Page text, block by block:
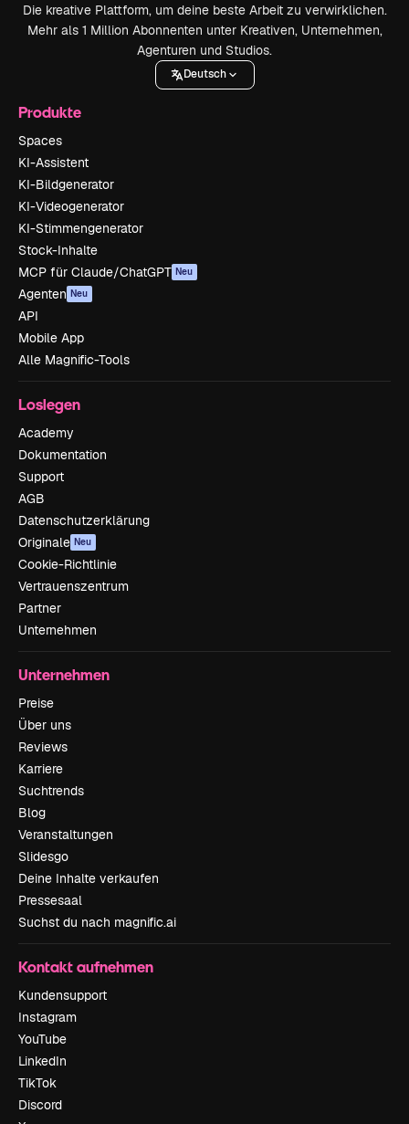
Die kreative Plattform, um deine beste Arbeit zu verwirklichen.
Mehr als 1 Million Abonnenten unter Kreativen, Unternehmen,
Agenturen und Studios.
Deutsch
Produkte
Spaces
KI-Assistent
KI-Bildgenerator
KI-Videogenerator
KI-Stimmengenerator
Stock-Inhalte
MCP für Claude/ChatGPT Neu
Agenten Neu
API
Mobile App
Alle Magnific-Tools
Loslegen
Academy
Dokumentation
Support
AGB
Datenschutzerklärung
Originale Neu
Cookie-Richtlinie
Vertrauenszentrum
Partner
Unternehmen
Unternehmen
Preise
Über uns
Reviews
Karriere
Suchtrends
Blog
Veranstaltungen
Slidesgo
Deine Inhalte verkaufen
Pressesaal
Suchst du nach magnific.ai
Kontakt aufnehmen
Kundensupport
Instagram
YouTube
LinkedIn
TikTok
Discord